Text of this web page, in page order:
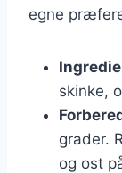
egne
skinke,
grader.
og ost